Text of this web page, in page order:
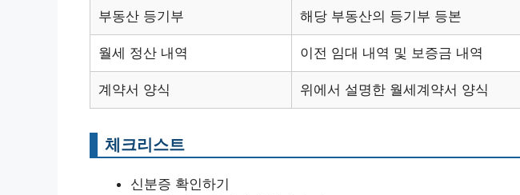
부동산 등기부 해당 부동산의 등기부 등본
월세 정산 내역 이전 임대 내역 및 보증금 내역
계약서 양식 위에서 설명한 월세계약서 양식
체크리스트
신분증 확인하기